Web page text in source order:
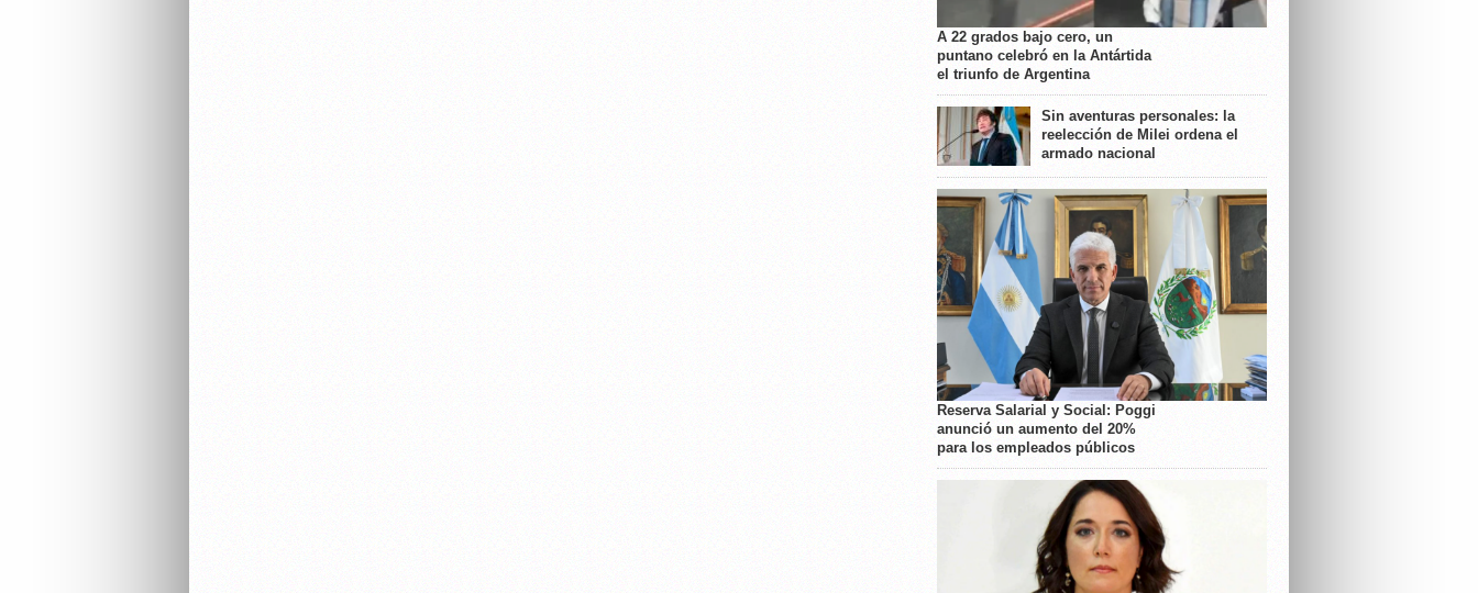
A 22 grados bajo cero, un
puntano celebró en la Antártida
el triunfo de Argentina
Sin aventuras personales: la
reelección de Milei ordena el
armado nacional
Reserva Salarial y Social: Poggi
anunció un aumento del 20%
para los empleados públicos